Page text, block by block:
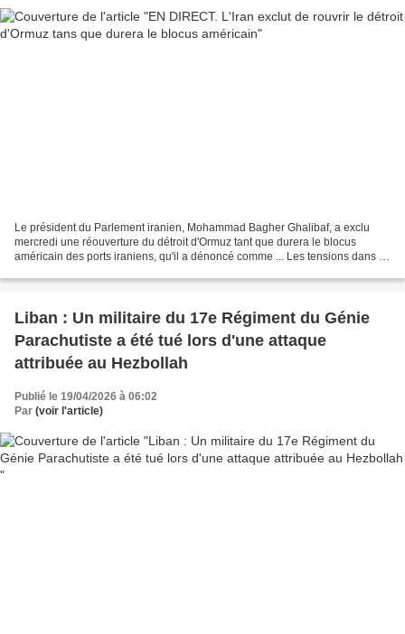
Le président du Parlement iranien, Mohammad Bagher Ghalibaf, a exclu
mercredi une réouverture du détroit d'Ormuz tant que durera le blocus
américain des ports iraniens, qu'il a dénoncé comme ... Les tensions dans le
Liban : Un militaire du 17e Régiment du Génie
Parachutiste a été tué lors d'une attaque
attribuée au Hezbollah
Publié le 19/04/2026 à 06:02
Par (voir l'article)